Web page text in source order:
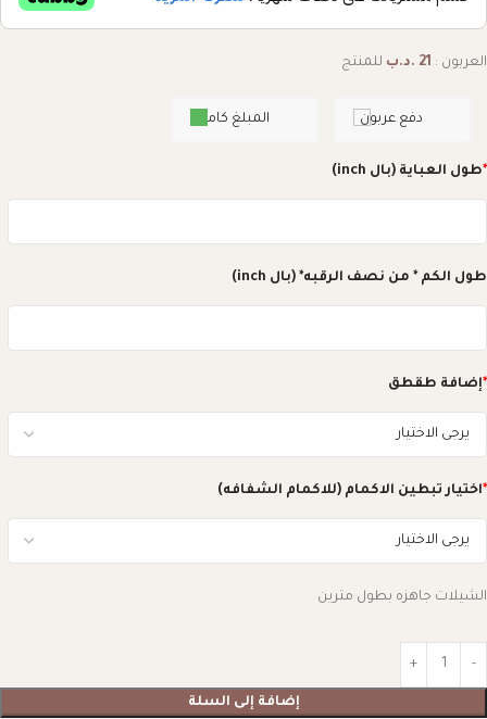
العربون : 21 .د.ب للمنتج
المبلغ كامل دفع عربون
*طول العباية (بال inch)
طول الكم * من نصف الرقبه* (بال inch)
*إضافة طقطق
*اختيار تبطين الاكمام (للاكمام الشفافه)
الشيلات جاهزه بطول مترين
إضافة إلى السلة